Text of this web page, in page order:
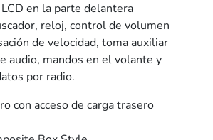
en la parte delantera
reloj, control de volumen
de velocidad, toma auxiliar
audio, mandos en el volante y
por radio.
con acceso de carga trasero